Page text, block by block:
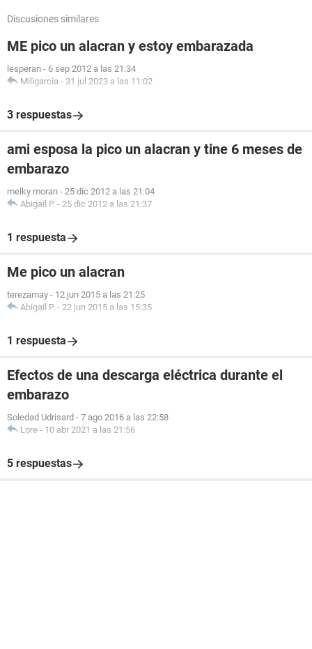
Discusiones similares
ME pico un alacran y estoy embarazada
lesperan - 6 sep 2012 a las 21:34
Miligarcia - 31 jul 2023 a las 11:02
3 respuestas
ami esposa la pico un alacran y tine 6 meses de
embarazo
melky moran - 25 dic 2012 a las 21:04
Abigail P. - 25 dic 2012 a las 21:37
1 respuesta
Me pico un alacran
terezamay - 12 jun 2015 a las 21:25
Abigail P. - 22 jun 2015 a las 15:35
1 respuesta
Efectos de una descarga eléctrica durante el
embarazo
Soledad Udrisard - 7 ago 2016 a las 22:58
Lore - 10 abr 2021 a las 21:56
5 respuestas